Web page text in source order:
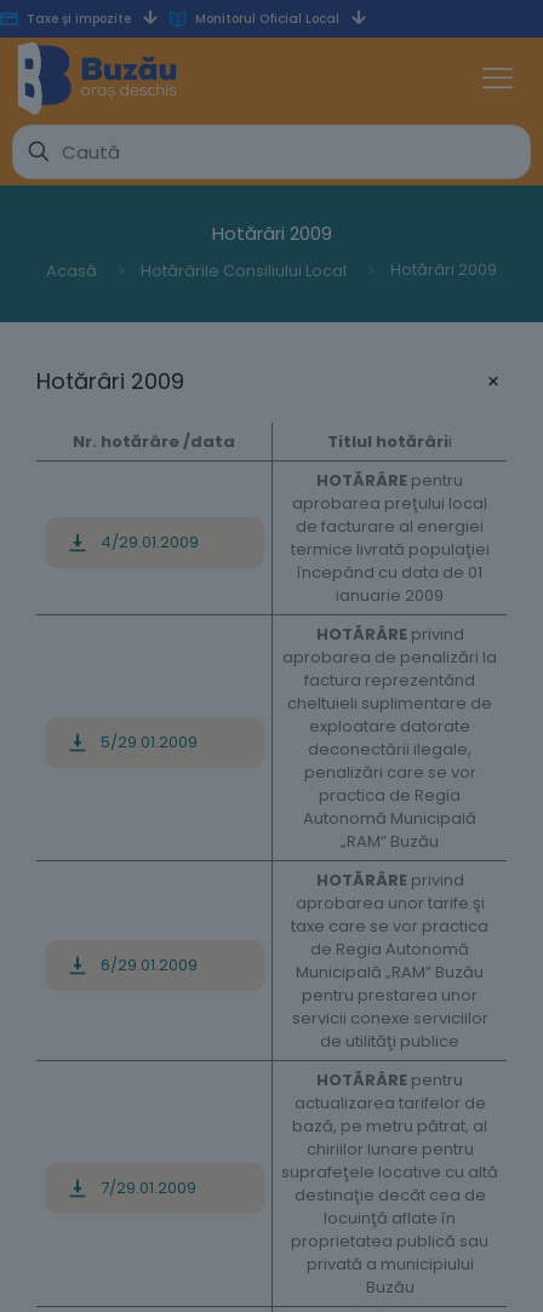
Taxe și impozite Monitorul Oficial Local
Hotărâri 2009
Acasă Hotărârile Consiliului Local​ Hotărâri 2009
Hotărâri 2009 +
Nr. hotărâre /data Titlul hotărârii
4/29.01.2009
HOTĂRÂRE pentru
aprobarea preţului local
de facturare al energiei
termice livrată populaţiei
începând cu data de 01
ianuarie 2009
5/29.01.2009
HOTĂRÂREprivind
aprobarea de penalizări la
factura reprezentând
cheltuieli suplimentare de
exploatare datorate
deconectării ilegale,
penalizări care se vor
practica de Regia
Autonomă Municipală
„RAM” Buzău
6/29.01.2009
HOTĂRÂREprivind
aprobarea unor tarife şi
taxe care se vor practica
de Regia Autonomă
Municipală „RAM” Buzău
pentru prestarea unor
servicii conexe serviciilor
de utilităţi publice
7/29.01.2009
HOTĂRÂRE pentru
actualizarea tarifelor de
bază, pe metru pătrat, al
chiriilor lunare pentru
suprafeţele locative cu altă
destinaţie decât cea de
locuinţă aflate în
proprietatea publică sau
privată a municipiului
Buzău